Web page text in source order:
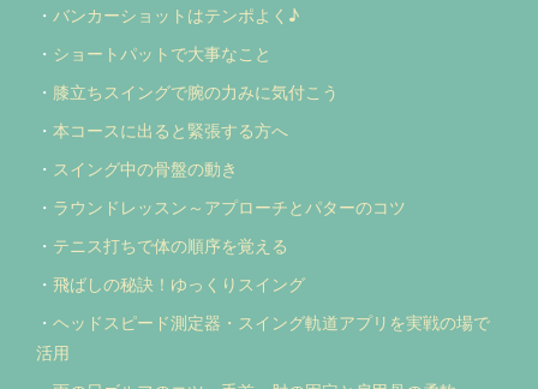
・ バンカーショットはテンポよく♪
・ ショートパットで大事なこと
・ 膝立ちスイングで腕の力みに気付こう
・ 本コースに出ると緊張する方へ
・ スイング中の骨盤の動き
・ ラウンドレッスン～アプローチとパターのコツ
・ テニス打ちで体の順序を覚える
・ 飛ばしの秘訣！ゆっくりスイング
・ ヘッドスピード測定器・スイング軌道アプリを実戦の場で
活用